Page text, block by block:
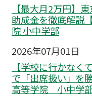
【最大月2万円】
助成金を徹底解説
院 小中学部
2026年07月01日
【学校に行かなく
で「出席扱い」を
高等学院 小中学